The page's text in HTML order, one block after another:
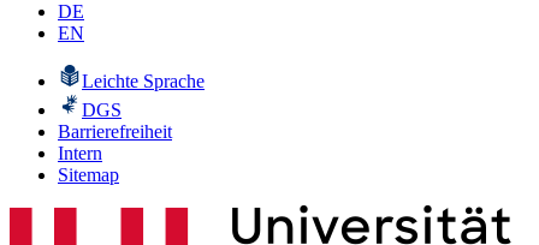
DE
EN
Leichte Sprache
DGS
Barrierefreiheit
Intern
Sitemap